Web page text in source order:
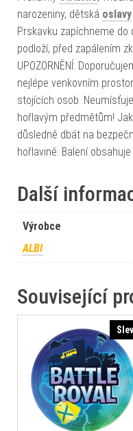
narozeniny, dětská oslavy
Prskavku zapíchneme
podloží, před zapálením
UPOZORNĚNÍ:
nejlépe venkovním
stojících osob.
hořlavým předmětům!
důsledně dbát na
hořlavině. Balení
Další
Výrobce
ALBI
Související